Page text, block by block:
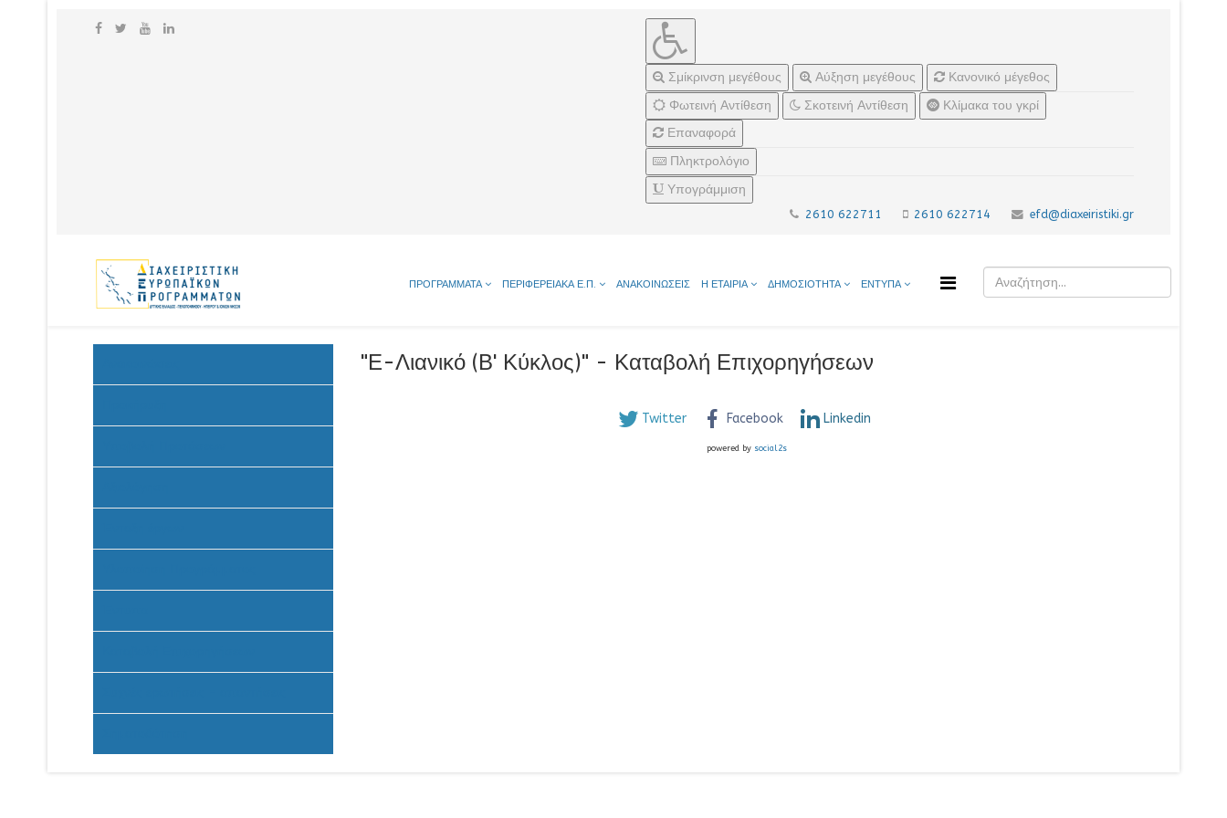
Σμίκρινση μεγέθους Αύξηση μεγέθους
Κανονικό μέγεθος
Φωτεινή Αντίθεση
Σκοτεινή Αντίθεση
Κλίμακα του γκρί
Επαναφορά
Πληκτρολόγιο
Υπογράμμιση
2610 622711 2610 622714 efd@diaxeiristiki.gr
ΠΡΟΓΡΑΜΜΑΤΑ ΠΕΡΙΦΕΡΕΙΑΚΑ Ε.Π. ΑΝΑΚΟΙΝΩΣΕΙΣ Η ΕΤΑΙΡΙΑ ΔΗΜΟΣΙΟΤΗΤΑ ΕΝΤΥΠΑ
"Ε-Λιανικό (Β' Κύκλος)" - Καταβολή Επιχορηγήσεων
Twitter Facebook Linkedin
powered by social2s